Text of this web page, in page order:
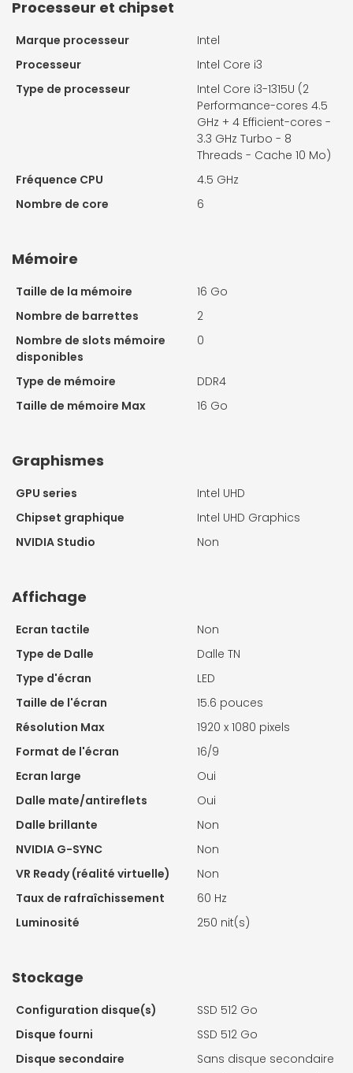
Processeur et chipset
Marque processeur
Intel
Processeur
Intel Core i3
Type de processeur
Intel Core i3-1315U (2
Performance-cores 4.5
GHz + 4 Efficient-cores -
3.3 GHz Turbo - 8
Threads - Cache 10 Mo)
Fréquence CPU
4.5 GHz
Nombre de core
6
Mémoire
Taille de la mémoire
16 Go
Nombre de barrettes
2
Nombre de slots mémoire
disponibles
0
Type de mémoire
DDR4
Taille de mémoire Max
16 Go
Graphismes
GPU series
Intel UHD
Chipset graphique
Intel UHD Graphics
NVIDIA Studio
Non
Affichage
Ecran tactile
Non
Type de Dalle
Dalle TN
Type d'écran
LED
Taille de l'écran
15.6 pouces
Résolution Max
1920 x 1080 pixels
Format de l'écran
16/9
Ecran large
Oui
Dalle mate/antireflets
Oui
Dalle brillante
Non
NVIDIA G-SYNC
Non
VR Ready (réalité virtuelle)
Non
Taux de rafraîchissement
60 Hz
Luminosité
250 nit(s)
Stockage
Configuration disque(s)
SSD 512 Go
Disque fourni
SSD 512 Go
Disque secondaire
Sans disque secondaire